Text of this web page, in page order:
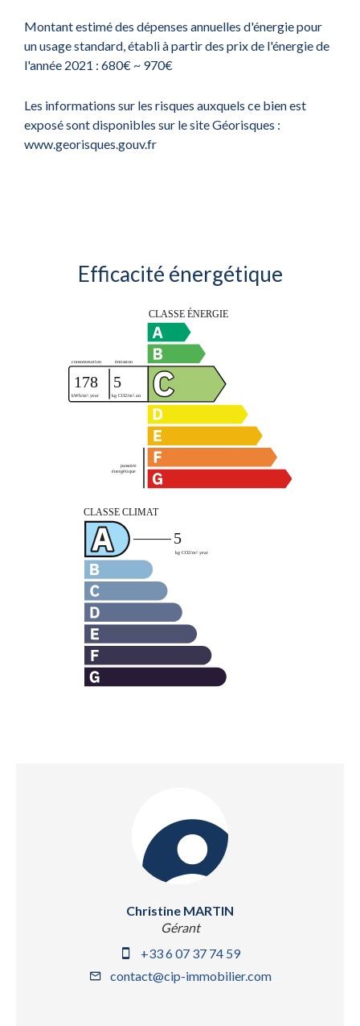
Montant estimé des dépenses annuelles d'énergie pour
un usage standard, établi à partir des prix de l'énergie de
l'année 2021 : 680€ ~ 970€
Les informations sur les risques auxquels ce bien est
exposé sont disponibles sur le site Géorisques :
www.georisques.gouv.fr
Efficacité énergétique
Christine MARTIN
Gérant
+33 6 07 37 74 59
contact@cip-immobilier.com